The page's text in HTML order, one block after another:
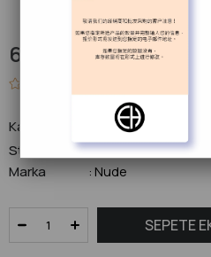
66110 Grappa Kadehi
Kategori
Cam Ürünler
Stok Kodu
(1052488)
Marka
: Nude